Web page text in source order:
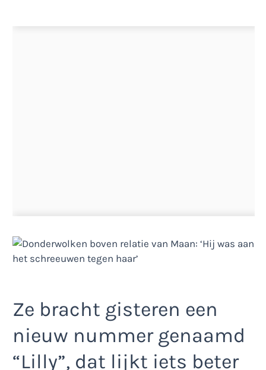
Ze bracht gisteren een
nieuw nummer genaamd
“Lilly”, dat lijkt iets beter